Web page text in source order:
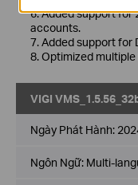
6. Added support for
accounts.
7. Added support for
8. Optimized
VIGI
Ngày Phát Hành:
Ngôn Ngữ: Multi-